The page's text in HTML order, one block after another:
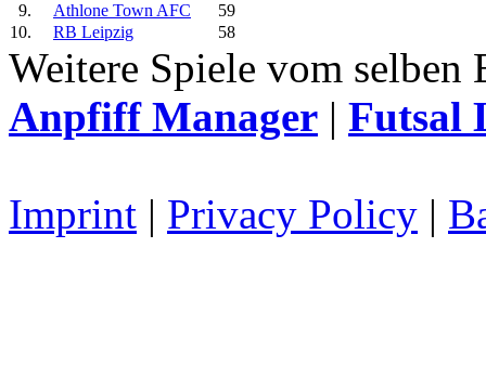
9.
Athlone Town AFC
59
10.
RB Leipzig 58
Weitere Spiele vom
Anpfiff Manager | Futsal
Imprint | Privacy Policy |